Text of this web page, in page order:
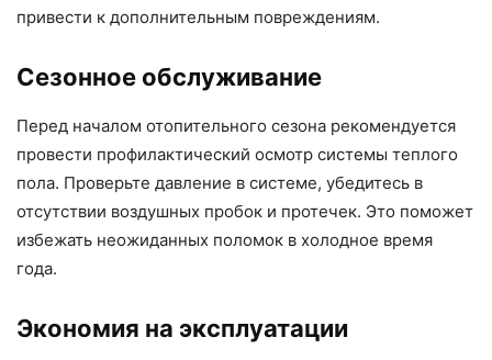
привести к дополнительным повреждениям.
Сезонное обслуживание
Перед началом отопительного сезона рекомендуется
провести профилактический осмотр системы теплого
пола. Проверьте давление в системе, убедитесь в
отсутствии воздушных пробок и протечек. Это поможет
избежать неожиданных поломок в холодное время
года.
Экономия на эксплуатации